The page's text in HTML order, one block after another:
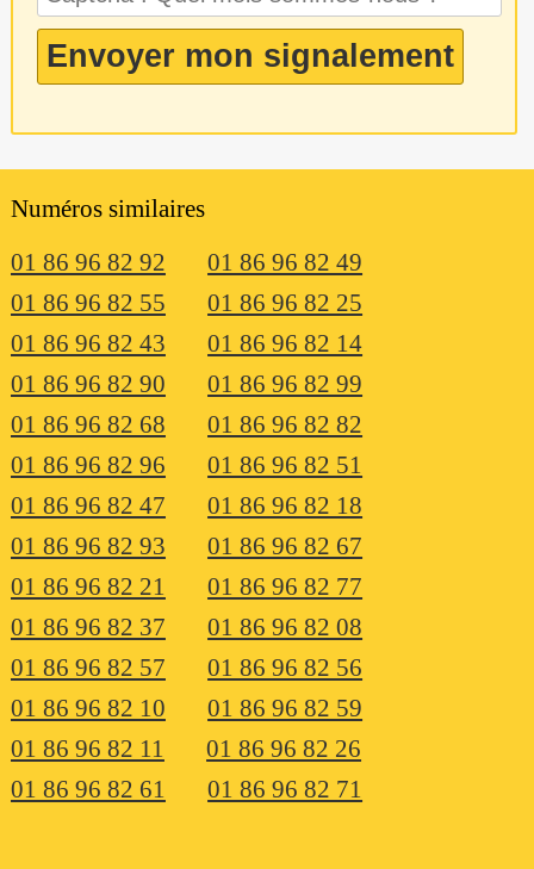
Numéros similaires
01 86 96 82 92
01 86 96 82 49
01 86 96 82 55
01 86 96 82 25
01 86 96 82 43
01 86 96 82 14
01 86 96 82 90
01 86 96 82 99
01 86 96 82 68
01 86 96 82 82
01 86 96 82 96
01 86 96 82 51
01 86 96 82 47
01 86 96 82 18
01 86 96 82 93
01 86 96 82 67
01 86 96 82 21
01 86 96 82 77
01 86 96 82 37
01 86 96 82 08
01 86 96 82 57
01 86 96 82 56
01 86 96 82 10
01 86 96 82 59
01 86 96 82 11
01 86 96 82 26
01 86 96 82 61
01 86 96 82 71